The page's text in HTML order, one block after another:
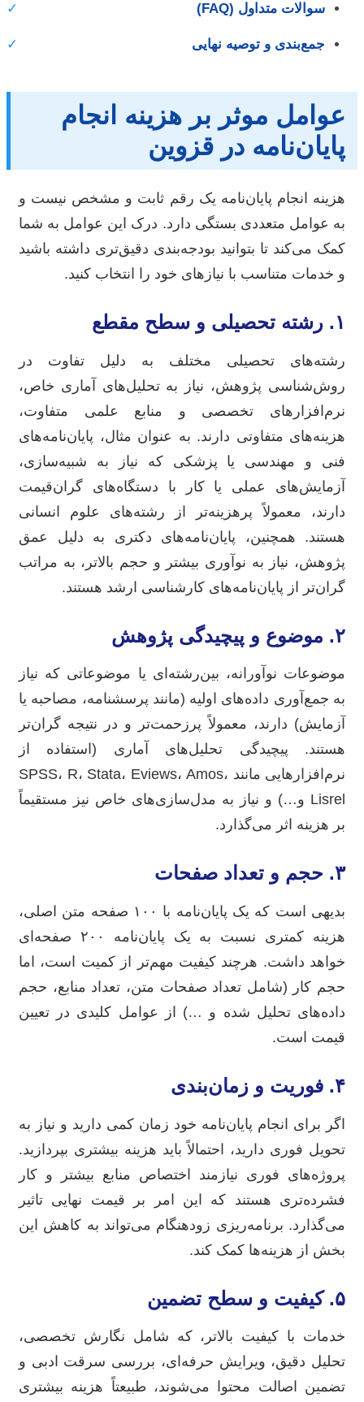
✓ سوالات متداول (FAQ)
✓ جمع‌بندی و توصیه نهایی
عوامل موثر بر هزینه انجام
پایان‌نامه در قزوین
هزینه انجام پایان‌نامه یک رقم ثابت و مشخص نیست و
به عوامل متعددی بستگی دارد. درک این عوامل به شما
کمک می‌کند تا بتوانید بودجه‌بندی دقیق‌تری داشته باشید
و خدمات متناسب با نیازهای خود را انتخاب کنید.
۱. رشته تحصیلی و سطح مقطع
رشته‌های تحصیلی مختلف به دلیل تفاوت در
روش‌شناسی پژوهش، نیاز به تحلیل‌های آماری خاص،
نرم‌افزارهای تخصصی و منابع علمی متفاوت،
هزینه‌های متفاوتی دارند. به عنوان مثال، پایان‌نامه‌های
فنی و مهندسی یا پزشکی که نیاز به شبیه‌سازی،
آزمایش‌های عملی یا کار با دستگاه‌های گران‌قیمت
دارند، معمولاً پرهزینه‌تر از رشته‌های علوم انسانی
هستند. همچنین، پایان‌نامه‌های دکتری به دلیل عمق
پژوهش، نیاز به نوآوری بیشتر و حجم بالاتر، به مراتب
گران‌تر از پایان‌نامه‌های کارشناسی ارشد هستند.
۲. موضوع و پیچیدگی پژوهش
موضوعات نوآورانه، بین‌رشته‌ای یا موضوعاتی که نیاز
به جمع‌آوری داده‌های اولیه (مانند پرسشنامه، مصاحبه یا
آزمایش) دارند، معمولاً پرزحمت‌تر و در نتیجه گران‌تر
هستند. پیچیدگی تحلیل‌های آماری (استفاده از
نرم‌افزارهایی مانند SPSS، R، Stata، Eviews، Amos،
Lisrel و…) و نیاز به مدل‌سازی‌های خاص نیز مستقیماً
بر هزینه اثر می‌گذارد.
۳. حجم و تعداد صفحات
بدیهی است که یک پایان‌نامه با ۱۰۰ صفحه متن اصلی،
هزینه کمتری نسبت به یک پایان‌نامه ۲۰۰ صفحه‌ای
خواهد داشت. هرچند کیفیت مهم‌تر از کمیت است، اما
حجم کار (شامل تعداد صفحات متن، تعداد منابع، حجم
داده‌های تحلیل شده و …) از عوامل کلیدی در تعیین
قیمت است.
۴. فوریت و زمان‌بندی
اگر برای انجام پایان‌نامه خود زمان کمی دارید و نیاز به
تحویل فوری دارید، احتمالاً باید هزینه بیشتری بپردازید.
پروژه‌های فوری نیازمند اختصاص منابع بیشتر و کار
فشرده‌تری هستند که این امر بر قیمت نهایی تاثیر
می‌گذارد. برنامه‌ریزی زودهنگام می‌تواند به کاهش این
بخش از هزینه‌ها کمک کند.
۵. کیفیت و سطح تضمین
خدمات با کیفیت بالاتر، که شامل نگارش تخصصی،
تحلیل دقیق، ویرایش حرفه‌ای، بررسی سرقت ادبی و
تضمین اصالت محتوا می‌شوند، طبیعتاً هزینه بیشتری